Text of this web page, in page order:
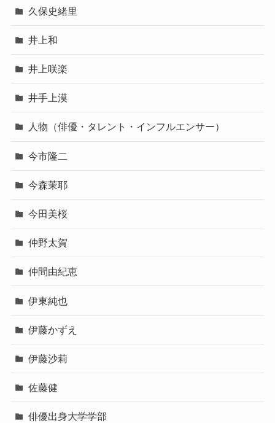
久保史緒里
井上和
井上咲楽
井手上漠
人物（俳優・タレント・インフルエンサー）
今市隆二
今森茉耶
今田美桜
仲野太賀
仲間由紀恵
伊東純也
伊藤かずえ
伊藤沙莉
佐藤健
俳優出身大学学部